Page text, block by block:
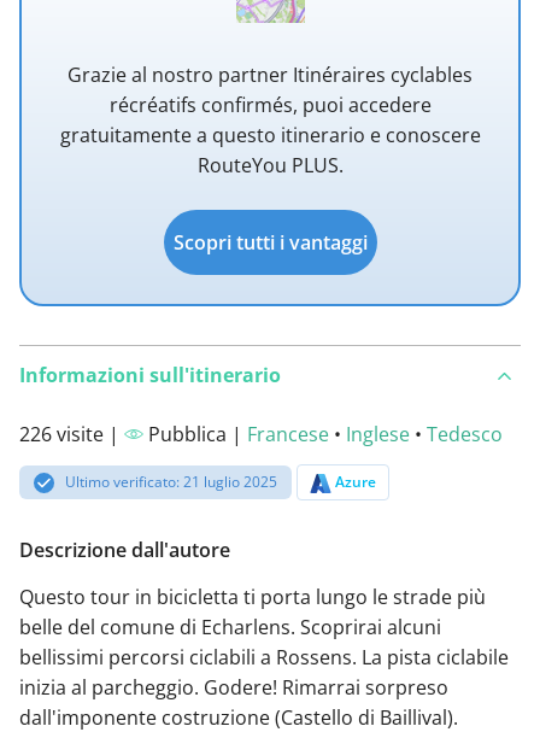
Grazie al nostro partner Itinéraires cyclables
récréatifs confirmés, puoi accedere
gratuitamente a questo itinerario e conoscere
RouteYou PLUS.
Scopri tutti i vantaggi
Informazioni sull'itinerario
226 visite | Pubblica | Francese • Inglese • Tedesco
Ultimo verificato: 21 luglio 2025 Azure
Descrizione dall'autore
Questo tour in bicicletta ti porta lungo le strade più
belle del comune di Echarlens. Scoprirai alcuni
bellissimi percorsi ciclabili a Rossens. La pista ciclabile
inizia al parcheggio. Godere! Rimarrai sorpreso
dall'imponente costruzione (Castello di Baillival).